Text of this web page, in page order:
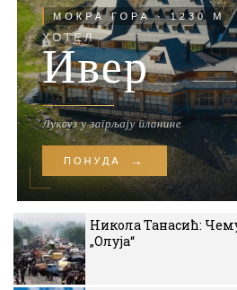
Никола Танасић:
„Олуја“